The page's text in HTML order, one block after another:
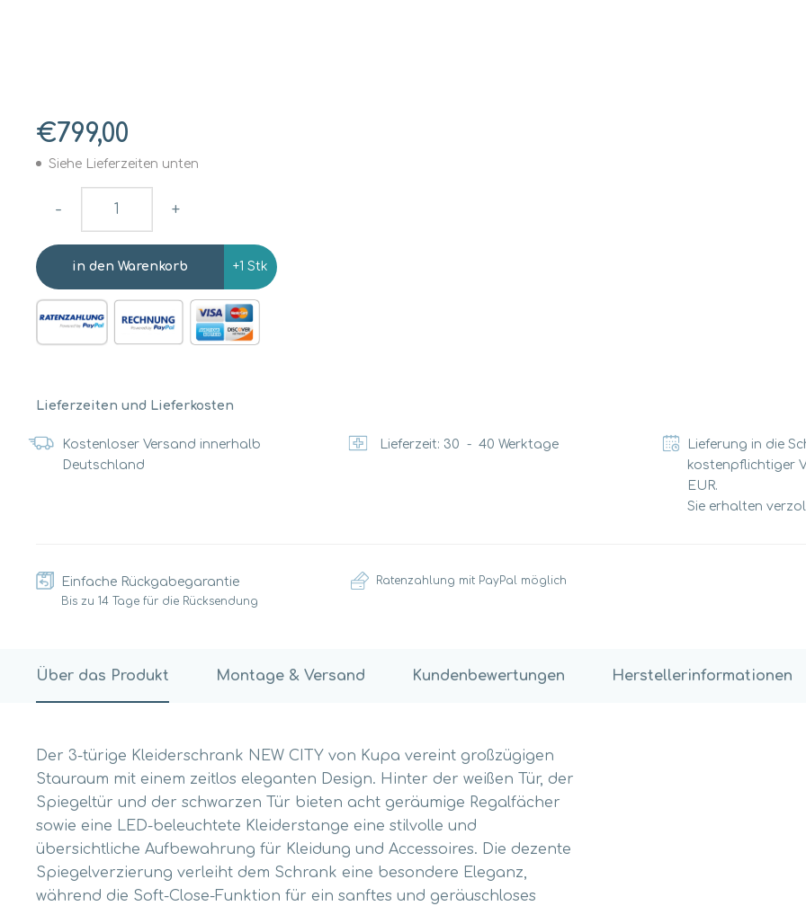
€799,00
Siehe Lieferzeiten unten
- +
+1 Stk
Lieferzeiten und Lieferkosten
Kostenloser Versand innerhalb
Deutschland
Lieferzeit: 30 - 40 Werktage
Lieferung in die
kostenpflichtiger
EUR.
Sie erhalten
Einfache Rückgabegarantie
Bis zu 14 Tage für die Rücksendung
Ratenzahlung mit PayPal möglich
Über das Produkt
Der 3-türige Kleiderschrank NEW CITY von Kupa vereint großzügigen
Stauraum mit einem zeitlos eleganten Design. Hinter der weißen Tür, der
Spiegeltür und der schwarzen Tür bieten acht geräumige Regalfächer
sowie eine LED-beleuchtete Kleiderstange eine stilvolle und
übersichtliche Aufbewahrung für Kleidung und Accessoires. Die dezente
Spiegelverzierung verleiht dem Schrank eine besondere Eleganz,
während die Soft-Close-Funktion für ein sanftes und geräuschloses
Montage & Versand Kundenbewertungen Herstellerinformationen